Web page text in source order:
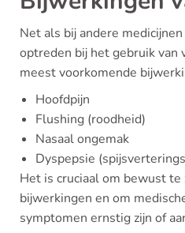
Net als bij andere
optreden bij het gebruik van
meest voorkomende
Hoofdpijn
Flushing (roodheid)
Nasaal ongemak
Dyspepsie
Het is cruciaal om bewust te
bijwerkingen en om
symptomen ernstig zijn of